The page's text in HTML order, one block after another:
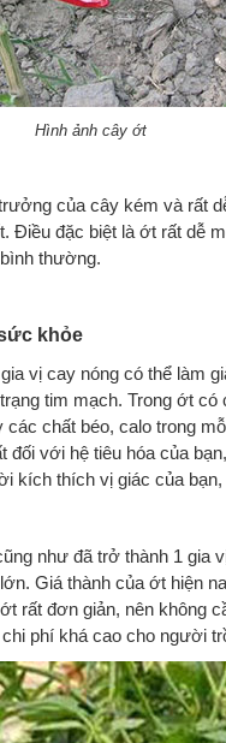
Hình ảnh cây ớt
của cây kém và rất
đặc biệt là ớt rất dễ
thường.
khỏe
vị cay nóng có thể làm
tim mạch. Trong ớt
chất béo, calo trong
với hệ tiêu hóa của
kích thích vị giác của
như đã trở thành 1 gia
Giá thành của ớt hiện
rất đơn giản, nên không
phí khá cao cho người